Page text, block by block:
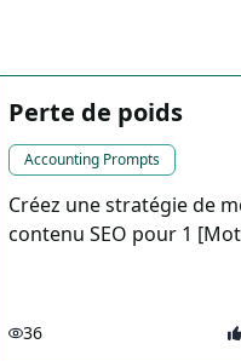
Perte de poids
Accounting Prompts
Créez une stratégie de
contenu SEO pour 1
36